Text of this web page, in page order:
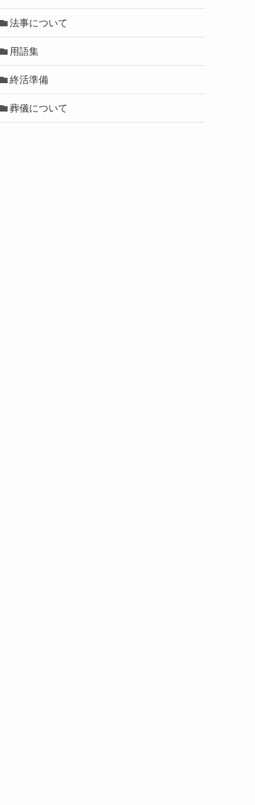
法事について
用語集
終活準備
葬儀について